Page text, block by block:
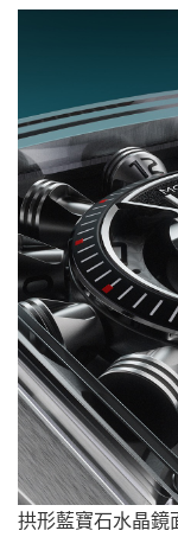
拱形藍寶石水晶鏡